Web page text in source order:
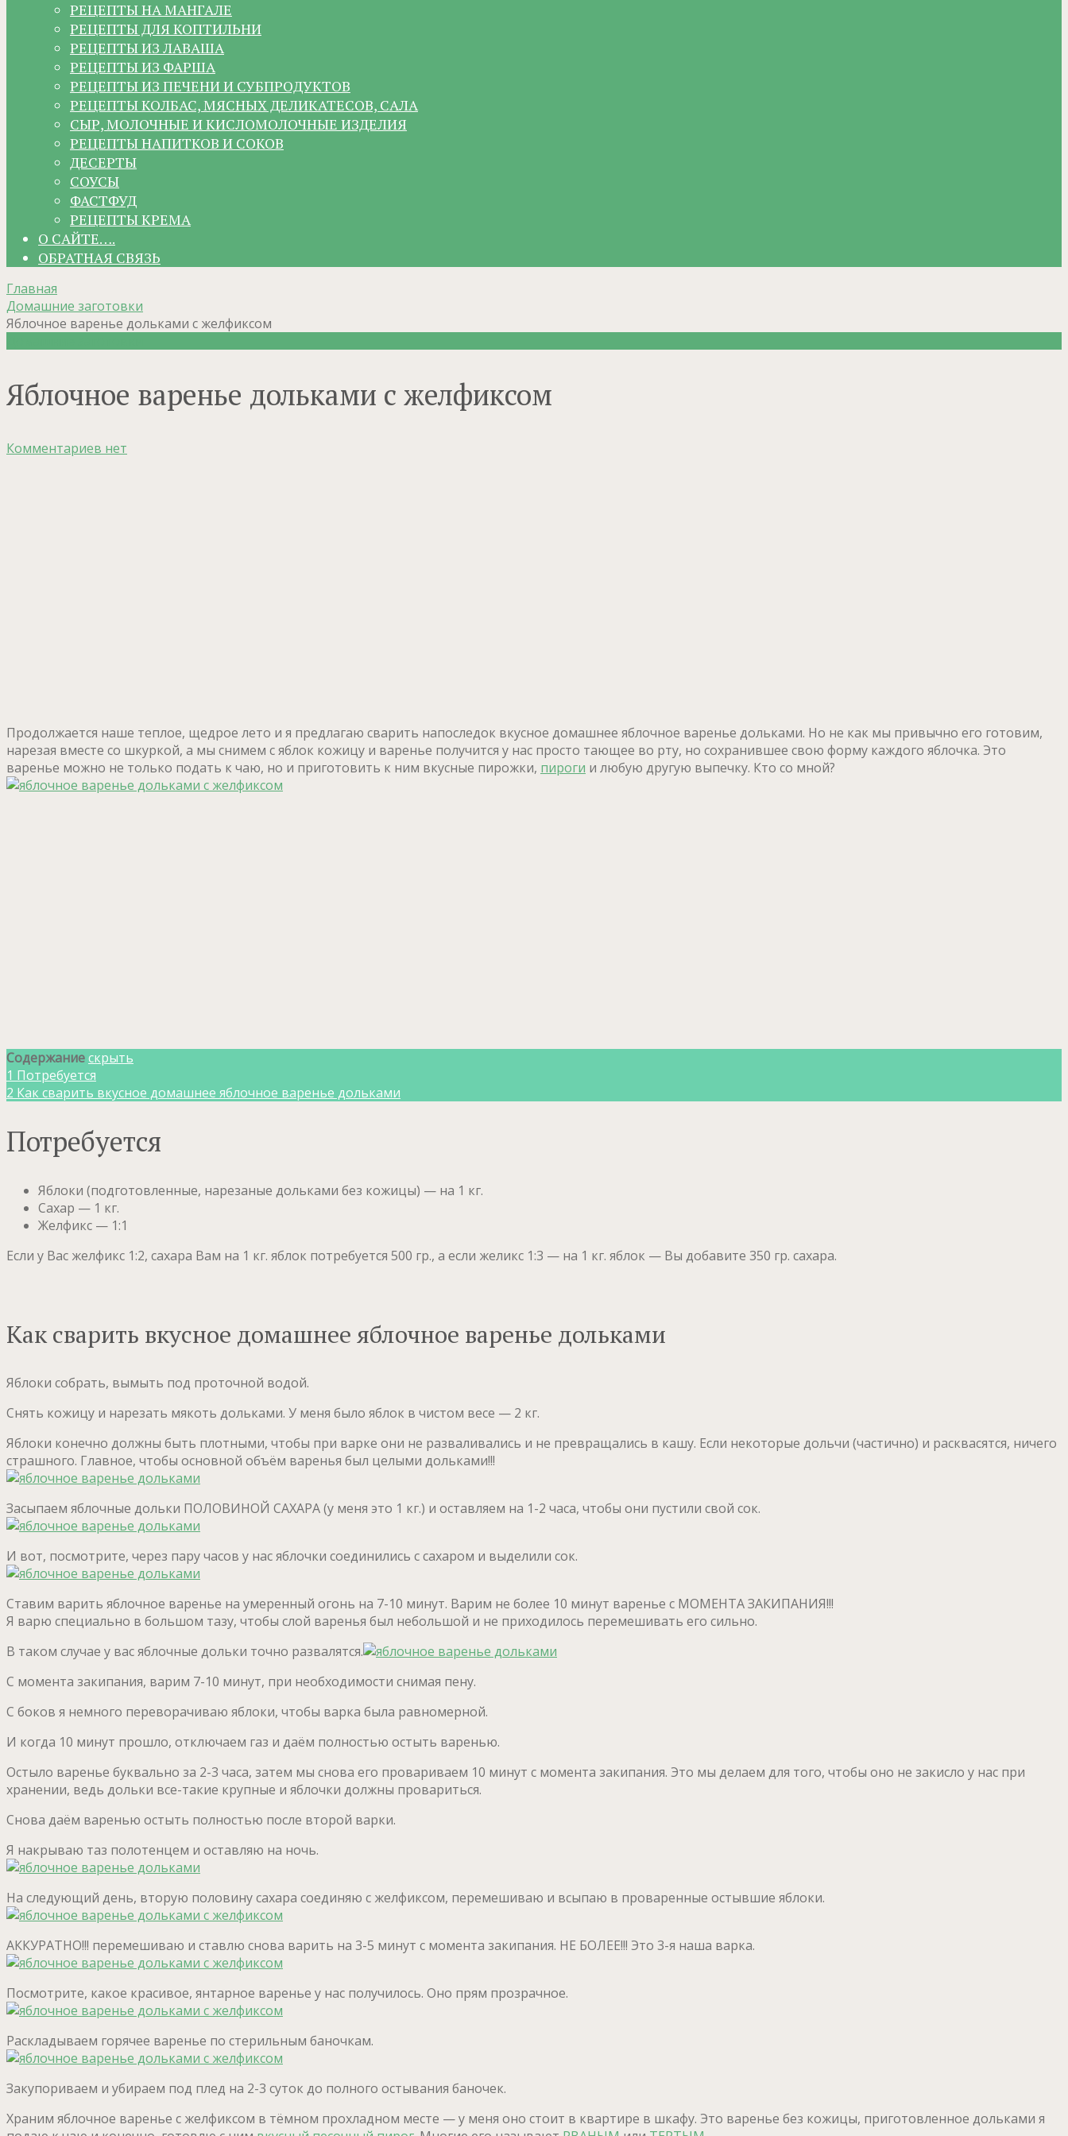
РЕЦЕПТЫ НА МАНГАЛЕ
РЕЦЕПТЫ ДЛЯ КОПТИЛЬНИ
РЕЦЕПТЫ ИЗ ЛАВАША
РЕЦЕПТЫ ИЗ ФАРША
РЕЦЕПТЫ ИЗ ПЕЧЕНИ И СУБПРОДУКТОВ
РЕЦЕПТЫ КОЛБАС, МЯСНЫХ ДЕЛИКАТЕСОВ, САЛА
СЫР, МОЛОЧНЫЕ И КИСЛОМОЛОЧНЫЕ ИЗДЕЛИЯ
РЕЦЕПТЫ НАПИТКОВ И СОКОВ
ДЕСЕРТЫ
СОУСЫ
ФАСТФУД
РЕЦЕПТЫ КРЕМА
О САЙТЕ….
ОБРАТНАЯ СВЯЗЬ
Главная
Домашние заготовки
Яблочное варенье дольками с желфиксом
Яблочное варенье дольками с желфиксом
Комментариев нет
Продолжается наше теплое, щедрое лето и я предлагаю сварить напоследок вкусное домашнее яблочное варенье дольками. Но не как мы привычно его готовим,
нарезая вместе со шкуркой, а мы снимем с яблок кожицу и варенье получится у нас просто тающее во рту, но сохранившее свою форму каждого яблочка. Это
варенье можно не только подать к чаю, но и приготовить к ним вкусные пирожки, пироги и любую другую выпечку. Кто со мной?
Содержаниескрыть
1 Потребуется
2 Как сварить вкусное домашнее яблочное варенье дольками
Потребуется
Яблоки (подготовленные, нарезаные дольками без кожицы) — на 1 кг.
Сахар — 1 кг.
Желфикс — 1:1
Если у Вас желфикс 1:2, сахара Вам на 1 кг. яблок потребуется 500 гр., а если желикс 1:3 — на 1 кг. яблок — Вы добавите 350 гр. сахара.
Как сварить вкусное домашнее яблочное варенье дольками
Яблоки собрать, вымыть под проточной водой.
Снять кожицу и нарезать мякоть дольками. У меня было яблок в чистом весе — 2 кг.
Яблоки конечно должны быть плотными, чтобы при варке они не разваливались и не превращались в кашу. Если некоторые дольчи (частично) и расквасятся, ничего
страшного. Главное, чтобы основной объём варенья был целыми дольками!!!
Засыпаем яблочные дольки ПОЛОВИНОЙ САХАРА (у меня это 1 кг.) и оставляем на 1-2 часа, чтобы они пустили свой сок.
И вот, посмотрите, через пару часов у нас яблочки соединились с сахаром и выделили сок.
Ставим варить яблочное варенье на умеренный огонь на 7-10 минут. Варим не более 10 минут варенье с МОМЕНТА ЗАКИПАНИЯ!!!
Я варю специально в большом тазу, чтобы слой варенья был небольшой и не приходилось перемешивать его сильно.
В таком случае у вас яблочные дольки точно развалятся.
С момента закипания, варим 7-10 минут, при необходимости снимая пену.
С боков я немного переворачиваю яблоки, чтобы варка была равномерной.
И когда 10 минут прошло, отключаем газ и даём полностью остыть варенью.
Остыло варенье буквально за 2-3 часа, затем мы снова его провариваем 10 минут с момента закипания. Это мы делаем для того, чтобы оно не закисло у нас при
хранении, ведь дольки все-такие крупные и яблочки должны провариться.
Снова даём варенью остыть полностью после второй варки.
Я накрываю таз полотенцем и оставляю на ночь.
На следующий день, вторую половину сахара соединяю с желфиксом, перемешиваю и всыпаю в проваренные остывшие яблоки.
АККУРАТНО!!! перемешиваю и ставлю снова варить на 3-5 минут с момента закипания. НЕ БОЛЕЕ!!! Это 3-я наша варка.
Посмотрите, какое красивое, янтарное варенье у нас получилось. Оно прям прозрачное.
Раскладываем горячее варенье по стерильным баночкам.
Закупориваем и убираем под плед на 2-3 суток до полного остывания баночек.
Храним яблочное варенье с желфиксом в тёмном прохладном месте — у меня оно стоит в квартире в шкафу. Это варенье без кожицы, приготовленное дольками я